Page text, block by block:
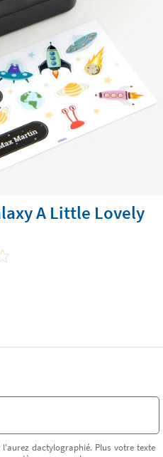
A Little Lovely
dactylographié. Plus votre texte